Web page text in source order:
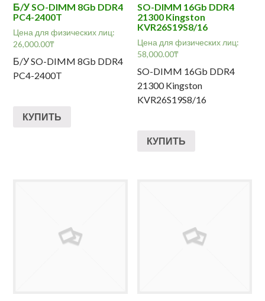
Б/У SO-DIMM 8Gb DDR4
PC4-2400T
Цена для физических лиц:
26,000.00₸
Б/У SO-DIMM 8Gb DDR4
PC4-2400T
КУПИТЬ
SO-DIMM 16Gb DDR4
21300 Kingston
KVR26S19S8/16
Цена для физических лиц:
58,000.00₸
SO-DIMM 16Gb DDR4
21300 Kingston
KVR26S19S8/16
КУПИТЬ